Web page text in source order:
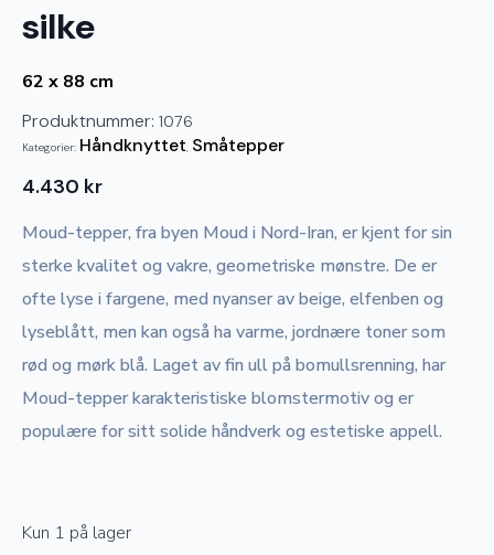
silke
62 x 88 cm
Produktnummer: 1076
Kategorier: Håndknyttet, Småtepper
4.430 kr
Moud-tepper, fra byen Moud i Nord-Iran, er kjent for sin
sterke kvalitet og vakre, geometriske mønstre. De er
ofte lyse i fargene, med nyanser av beige, elfenben og
lyseblått, men kan også ha varme, jordnære toner som
rød og mørk blå. Laget av fin ull på bomullsrenning, har
Moud-tepper karakteristiske blomstermotiv og er
populære for sitt solide håndverk og estetiske appell.
Kun 1 på lager